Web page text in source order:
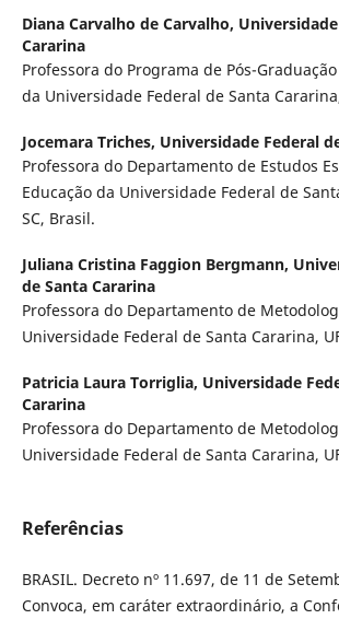
Diana Carvalho de Carvalho,
Cararina
Professora do Programa de Pós-
da Universidade Federal de Santa
Jocemara Triches, Universidade Federal
Professora do Departamento de Estudos
Educação da Universidade Federal de
SC, Brasil.
Juliana Cristina Faggion Bergmann,
de Santa Cararina
Professora do Departamento de
Universidade Federal de Santa Cararina,
Patricia Laura Torriglia, Universidade
Cararina
Professora do Departamento de
Universidade Federal de Santa Cararina,
Referências
BRASIL. Decreto nº 11.697, de 11 de
Convoca, em caráter extraordinário, a